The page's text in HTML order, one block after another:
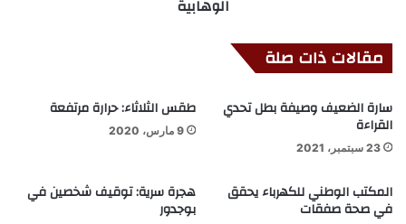
الوهابية
مقالات ذات صلة
سارة الضعيف وصيفة بطل تحدي
القراءة
23 سبتمبر، 2021
طقس الثلاثاء: حرارة مرتفعة
9 مارس، 2020
المكتب الوطني للكهرباء يحقق
في صحة صفقات
هجرة سرية: توقيف شخصين في
بوجدور